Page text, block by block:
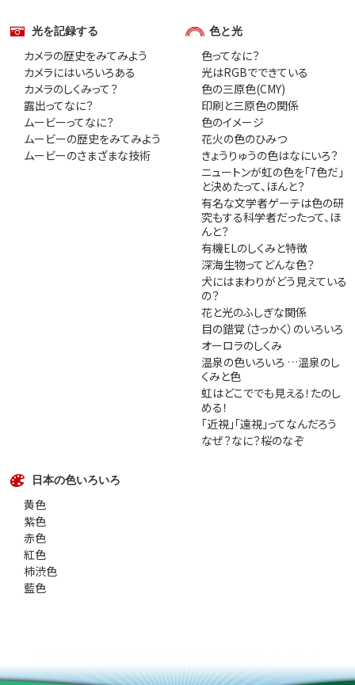
光を記録する
カメラの歴史をみてみよう
カメラにはいろいろある
カメラのしくみって？
露出ってなに？
ムービーってなに？
ムービーの歴史をみてみよう
ムービーのさまざまな技術
色と光
色ってなに？
光はRGBでできている
色の三原色(CMY)
印刷と三原色の関係
色のイメージ
花火の色のひみつ
きょうりゅうの色はなにいろ？
ニュートンが虹の色を「7色だ」
と決めたって、ほんと？
有名な文学者ゲーテは色の研
究もする科学者だったって、ほ
んと？
有機ELのしくみと特徴
深海生物ってどんな色？
犬にはまわりがどう見えている
の？
花と光のふしぎな関係
目の錯覚（さっかく）のいろいろ
オーロラのしくみ
温泉の色いろいろ …温泉のし
くみと色
虹はどこででも見える！たのし
める！
「近視」「遠視」ってなんだろう
なぜ？なに？桜のなぞ
日本の色いろいろ
黄色
紫色
赤色
紅色
柿渋色
藍色